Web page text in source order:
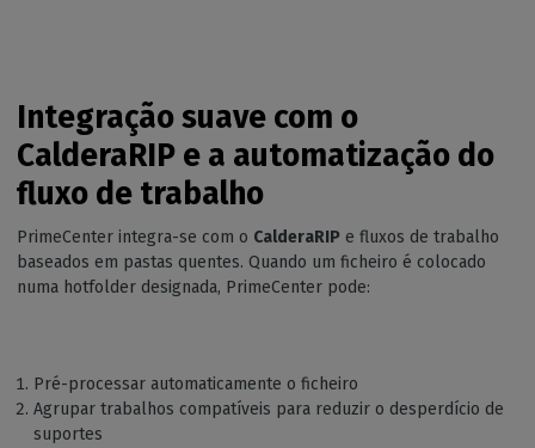
Integração suave com o
CalderaRIP e a automatização do
fluxo de trabalho
PrimeCenter integra-se com o CalderaRIP e fluxos de trabalho
baseados em pastas quentes. Quando um ficheiro é colocado
numa hotfolder designada, PrimeCenter pode:
Pré-processar automaticamente o ficheiro
Agrupar trabalhos compatíveis para reduzir o desperdício de
suportes